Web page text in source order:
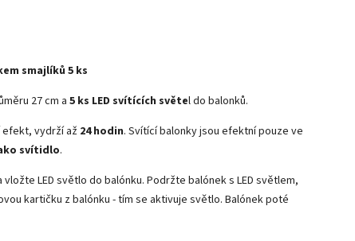
smajlíků 5 ks
27 cm a5 ks LED svítících světel do balonků.
efekt, vydrží až 24 hodin. Svítící balonky jsou efektní pouze ve
svítidlo.
LED světlo do balónku. Podržte balónek s LED světlem,
kartičku z balónku - tím se aktivuje světlo. Balónek poté